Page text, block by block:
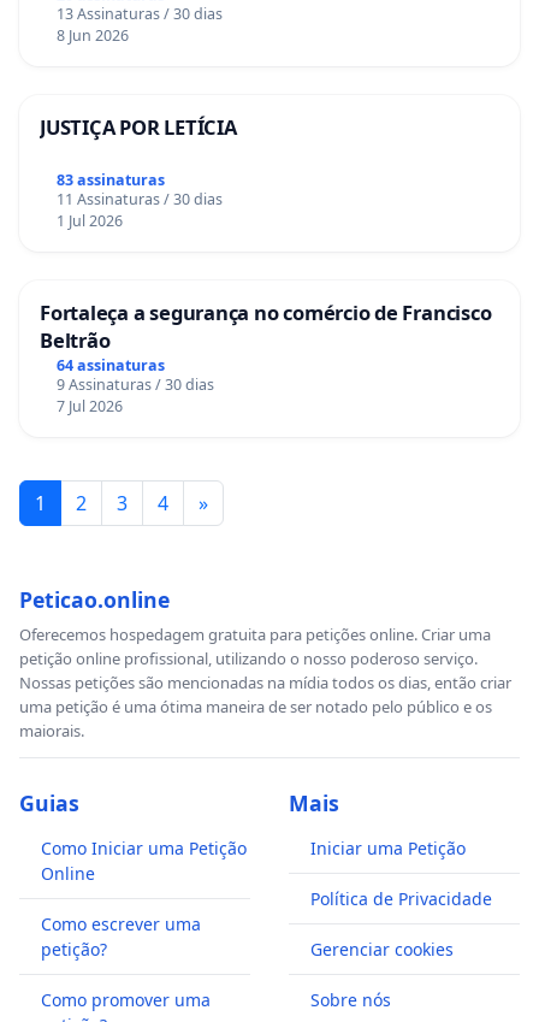
13 Assinaturas / 30 dias
8 Jun 2026
JUSTIÇA POR LETÍCIA
83 assinaturas
11 Assinaturas / 30 dias
1 Jul 2026
Fortaleça a segurança no comércio de Francisco
Beltrão
64 assinaturas
9 Assinaturas / 30 dias
7 Jul 2026
1 2 3 4 »
Peticao.online
Oferecemos hospedagem gratuita para petições online. Criar uma
petição online profissional, utilizando o nosso poderoso serviço.
Nossas petições são mencionadas na mídia todos os dias, então criar
uma petição é uma ótima maneira de ser notado pelo público e os
maiorais.
Guias
Como Iniciar uma Petição
Online
Como escrever uma
petição?
Como promover uma
Mais
Iniciar uma Petição
Política de Privacidade
Gerenciar cookies
Sobre nós